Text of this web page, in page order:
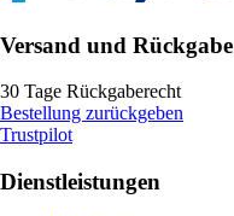
Versand und Rückgabe
30 Tage Rückgaberecht
Bestellung zurückgeben
Trustpilot
Dienstleistungen